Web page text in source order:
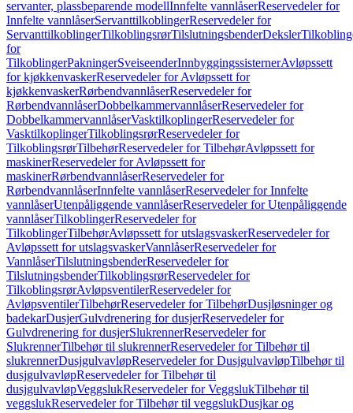
servanter, plassbeparende modellInnfelte vannlåserReservedeler for
Innfelte vannlåserServanttilkoblingerReservedeler for
ServanttilkoblingerTilkoblingsrørTilslutningsbenderDeksler
for
TilkoblingerPakningerSveiseenderInnbyggingssisternerAvløpssett
for kjøkkenvaskerReservedeler for Avløpssett for
kjøkkenvaskerRørbendvannlåserReservedeler for
RørbendvannlåserDobbelkammervannlåserReservedeler for
DobbelkammervannlåserVasktilkoplingerReservedeler for
VasktilkoplingerTilkoblingsrørReservedeler for
TilkoblingsrørTilbehørReservedeler for TilbehørAvløpssett for
maskinerReservedeler for Avløpssett for
maskinerRørbendvannlåserReservedeler for
RørbendvannlåserInnfelte vannlåserReservedeler for Innfelte
vannlåserUtenpåliggende vannlåserReservedeler for Utenpåliggende
vannlåserTilkoblingerReservedeler for
TilkoblingerTilbehørAvløpssett for utslagsvaskerReservedeler for
Avløpssett for utslagsvaskerVannlåserReservedeler for
VannlåserTilslutningsbenderReservedeler for
TilslutningsbenderTilkoblingsrørReservedeler for
TilkoblingsrørAvløpsventilerReservedeler for
AvløpsventilerTilbehørReservedeler for TilbehørDusjløsninger og
badekarDusjerGulvdrenering for dusjerReservedeler for
Gulvdrenering for dusjerSlukrennerReservedeler for
SlukrennerTilbehør til slukrennerReservedeler for Tilbehør til
slukrennerDusjgulvavløpReservedeler for DusjgulvavløpTilbehør til
dusjgulvavløpReservedeler for Tilbehør til
dusjgulvavløpVeggslukReservedeler for VeggslukTilbehør til
veggslukReservedeler for Tilbehør til veggslukDusjkar og